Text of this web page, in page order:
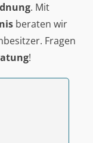
. Mit
beraten wir
Fragen
!